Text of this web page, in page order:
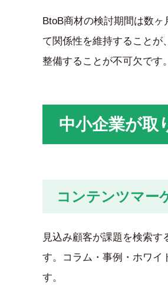
BtoB商材の検討期間は数
て関係性を維持することが
整備することが不可欠です。
中小企業が取
コンテンツマー
見込み顧客が課題を検索
す。コラム・事例・ホワイ
す。